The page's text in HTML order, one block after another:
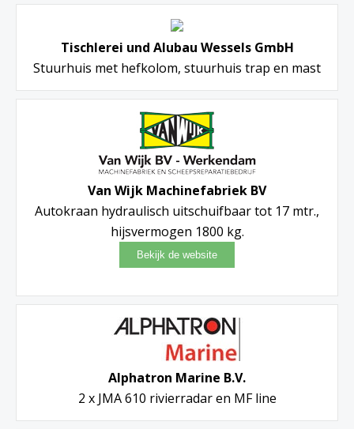
Tischlerei und Alubau Wessels GmbH
Stuurhuis met hefkolom, stuurhuis trap en mast
Van Wijk Machinefabriek BV
Autokraan hydraulisch uitschuifbaar tot 17 mtr.,
hijsvermogen 1800 kg.
Alphatron Marine B.V.
2 x JMA 610 rivierradar en MF line